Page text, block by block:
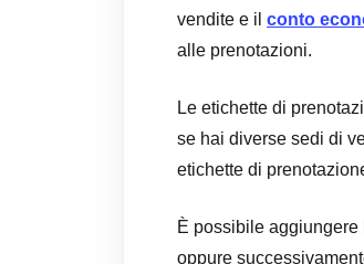
vendite e il conto
alle prenotazioni.
Le etichette di
se hai diverse sedi di
etichette di
È possibile
oppure